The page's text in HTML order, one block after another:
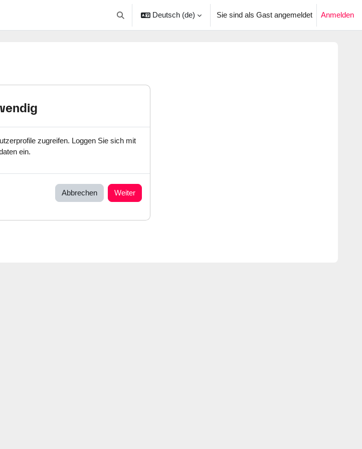
Sucheingabe umschalten
Deutsch ‎(de)‎ Sie sind als Gast angemeldet Anmelden
zugreifen. Loggen Sie sich mit
ein.
Abbrechen Weiter